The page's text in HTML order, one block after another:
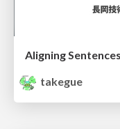
takegue